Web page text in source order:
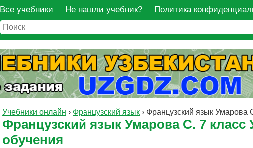
Все учебники Не нашли учебник? Политика
Учебники онлайн › Французский язык › Французский язык Умарова
Французский язык Умарова С. 7 класс
обучения